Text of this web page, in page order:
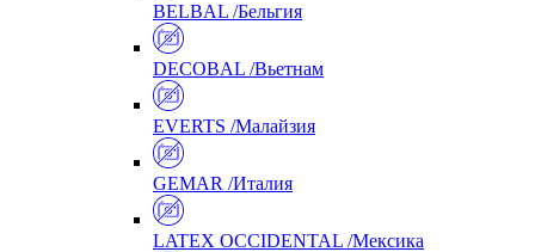
BELBAL /Бельгия
DECOBAL /Вьетнам
EVERTS /Малайзия
GEMAR /Италия
LATEX OCCIDENTAL /Мексика